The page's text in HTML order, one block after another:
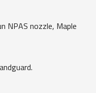
NPAS nozzle, Maple